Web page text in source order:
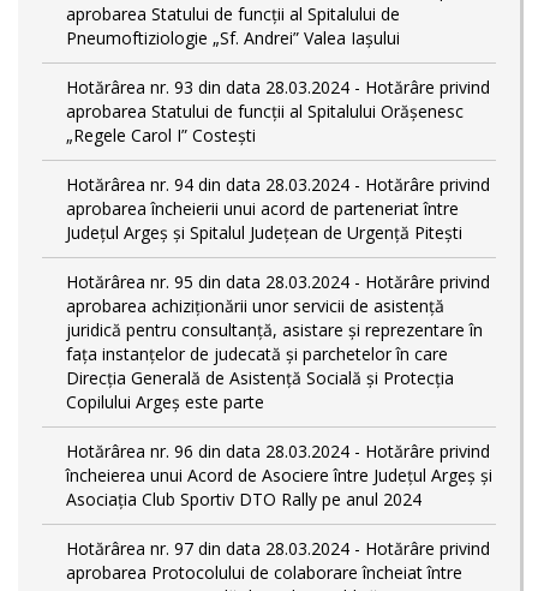
aprobarea Statului de funcţii al Spitalului de
Pneumoftiziologie „Sf. Andrei” Valea Iașului
Hotărârea nr. 93 din data 28.03.2024 - Hotărâre privind
aprobarea Statului de funcţii al Spitalului Orășenesc
„Regele Carol I” Costești
Hotărârea nr. 94 din data 28.03.2024 - Hotărâre privind
aprobarea încheierii unui acord de parteneriat între
Județul Argeș și Spitalul Județean de Urgență Pitești
Hotărârea nr. 95 din data 28.03.2024 - Hotărâre privind
aprobarea achiziționării unor servicii de asistență
juridică pentru consultanță, asistare și reprezentare în
fața instanțelor de judecată și parchetelor în care
Direcția Generală de Asistență Socială și Protecția
Copilului Argeș este parte
Hotărârea nr. 96 din data 28.03.2024 - Hotărâre privind
încheierea unui Acord de Asociere între Județul Argeș și
Asociația Club Sportiv DTO Rally pe anul 2024
Hotărârea nr. 97 din data 28.03.2024 - Hotărâre privind
aprobarea Protocolului de colaborare încheiat între